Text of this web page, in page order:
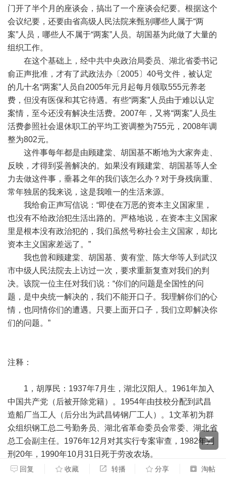
门开了半个月的座谈会，搞出了一个座谈会纪要。根据这个
会议纪要，还要由省高级人民法院来甄别哪些人属于“两
案”人员，哪些人不属于“两案”人员。胡国基为此做了大量的
组织工作。
在这个基础上，经中共中央政治局委员、湖北省委书记
俞正声批准，才有了武政法办〔2005〕40号文件，被认定
的几十名“两案”人员自2005年元月起每月领取555元养老
费，但没有医保和其它待遇。有些“两案”人员由于难以认定
案情，至今还没有解决生活费。2007年，又将“两案”人员生
活费参照社会退休职工的平均工资调整为755元，2008年调
整为802元。
这件事每年都是由顾建棠、胡国基不断地为大家奔走、
反映，才得到妥善解决的。如果没有顾建棠、胡国基等人全
力去做这件事，垂暮之年的我们该怎么办？对于身残病重、
常年独居的我来说，这是我唯一的生活来源。
我给俞正声写信说：“即使在万恶的资本主义国家里，
也没有不给政治犯生活出路的。严格地说，在资本主义国家
里是根本没有政治犯的，我们虽然号称社会主义国家，却比
资本主义国家差远了。”
我也曾和顾建棠、胡国基、黄有堂、陈大华等人到武汉
市中级人民法院去上访过一次，要求重新复查对我们的判
决。该院一位主任对我们说：“你们的问题是全国性的问
题，是中央统一解决的，我们不能开口子。我理解你们的心
情，也同情你们的遭遇。只要上面开口子，我们立即解决你
们的问题。”
注释：
1，胡厚民：1937年7月生，湖北汉阳人。1961年加入
中国共产党（后被开除党籍）。1954年由技校分配到武昌
造船厂当工人（后分出为武昌铸钢厂工人）。1文革初为群
众组织钢工总二号勤务员、湖北省革命委员会常委、湖北省
总工会副主任。1976年12月对其实行专案审查，1982年判
刑20年，1990年10月31日死于劳改农场。
回复 收藏 转播 分享 淘帖